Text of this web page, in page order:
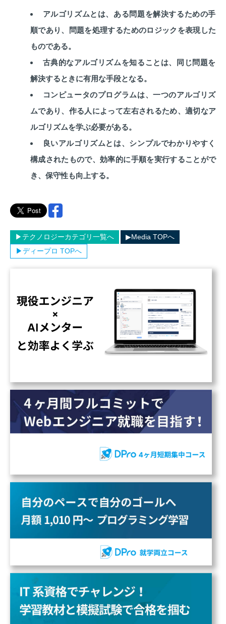
アルゴリズムとは、ある問題を解決するための手
順であり、問題を処理するためのロジックを表現した
ものである。
古典的なアルゴリズムを知ることは、同じ問題を
解決するときに有用な手段となる。
コンピュータのプログラムは、一つのアルゴリズ
ムであり、作る人によって左右されるため、適切なア
ルゴリズムを学ぶ必要がある。
良いアルゴリズムとは、シンプルでわかりやすく
構成されたもので、効率的に手順を実行することがで
き、保守性も向上する。
▶︎テクノロジーカテゴリ一覧へ
▶︎Media TOPへ
▶︎ディープロ TOPへ